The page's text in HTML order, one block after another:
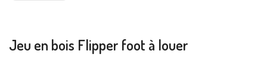
Jeu en bois Flipper foot à louer